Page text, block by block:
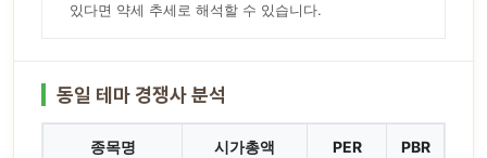
있다면 약세 추세로 해석할 수 있습니다.
동일 테마 경쟁사 분석
종목명 시가총액 PER PBR